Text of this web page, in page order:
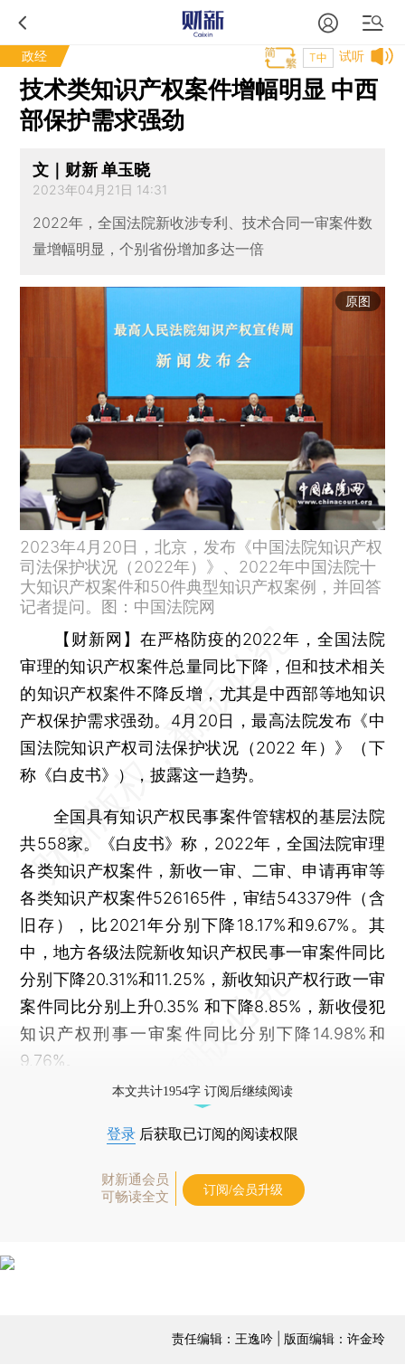
政经 试听
T中
技术类知识产权案件增幅明显 中西
部保护需求强劲
文｜财新 单玉晓
2023年04月21日 14:31
2022年，全国法院新收涉专利、技术合同一审案件数
量增幅明显，个别省份增加多达一倍
原图
2023年4月20日，北京，发布《中国法院知识产权
司法保护状况（2022年）》、2022年中国法院十
大知识产权案件和50件典型知识产权案例，并回答
记者提问。图：中国法院网
【财新网】 在严格防疫的2022年，全国法院
审理的知识产权案件总量同比下降，但和技术相关
的知识产权案件不降反增，尤其是中西部等地知识
产权保护需求强劲。4月20日，最高法院发布《中
国法院知识产权司法保护状况（2022 年）》（下
称《白皮书》），披露这一趋势。
全国具有知识产权民事案件管辖权的基层法院
共558家。《白皮书》称，2022年，全国法院审理
各类知识产权案件，新收一审、二审、申请再审等
各类知识产权案件526165件，审结543379件（含
旧存），比2021年分别下降18.17%和9.67%。其
中，地方各级法院新收知识产权民事一审案件同比
分别下降20.31%和11.25%，新收知识产权行政一审
案件同比分别上升0.35% 和下降8.85%，新收侵犯
知识产权刑事一审案件同比分别下降14.98%和
9.76%。
本文共计1954字 订阅后继续阅读
登录 后获取已订阅的阅读权限
财新通会员
可畅读全文
订阅/会员升级
责任编辑：王逸吟 | 版面编辑：许金玲